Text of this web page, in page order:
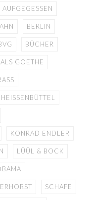
AUFGEGESSEN
BERLIN
BÜCHER
GOETHE
HEISSENBÜTTEL
KONRAD ENDLER
LÜÜL & BOCK
SCHAFE